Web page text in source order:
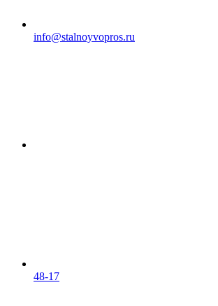
info@stalnoyvopros.ru
48-17